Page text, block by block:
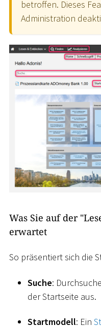
betroffen. Dieses
Administration
Was Sie auf der
erwartet
So präsentiert sich die
Suche:
der Startseite aus.
Startmodell: Ein